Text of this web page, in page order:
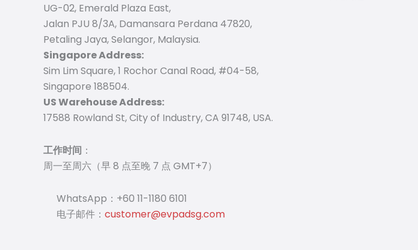
UG-02, Emerald Plaza East,
Jalan PJU 8/3A, Damansara Perdana 47820,
Petaling Jaya, Selangor, Malaysia.
Singapore Address:
Sim Lim Square, 1 Rochor Canal Road, #04-58,
Singapore 188504.
US Warehouse Address:
17588 Rowland St, City of Industry, CA 91748, USA.
工作时间 ：
周一至周六（早 8 点至晚 7 点 GMT+7）
WhatsApp：+60 11-1180 6101
电子邮件：customer@evpadsg.com